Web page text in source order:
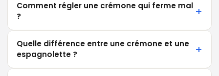
Comment régler une crémone qui ferme mal
?
Quelle différence entre une crémone et une
espagnolette ?